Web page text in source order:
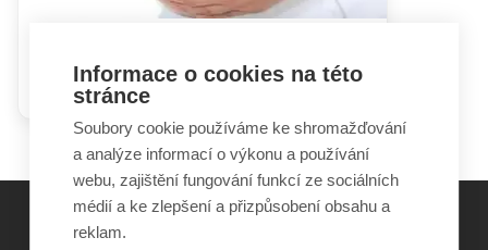
a odpovědi
Informace o cookies na této
stránce
Soubory cookie používáme ke shromažďování
a analýze informací o výkonu a používání
webu, zajištění fungování funkcí ze sociálních
médií a ke zlepšení a přizpůsobení obsahu a
reklam.